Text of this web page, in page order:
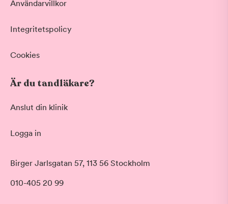
Användarvillkor
Integritetspolicy
Cookies
Är du tandläkare?
Anslut din klinik
Logga in
Birger Jarlsgatan 57, 113 56 Stockholm
010-405 20 99